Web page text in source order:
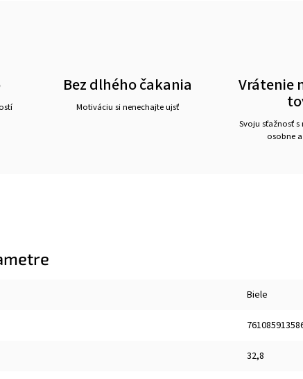
Bez dlhého čakania
Motiváciu si nenechajte ujsť
Vrátenie
Svoju sťažnosť
osobne
Biele
32,8